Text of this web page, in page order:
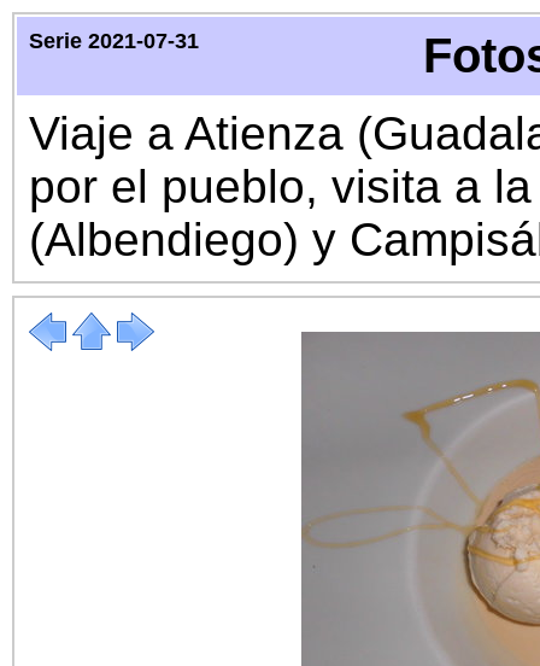
Serie 2021-07-31
Viaje a Atienza
por el pueblo, visita a
(Albendiego) y